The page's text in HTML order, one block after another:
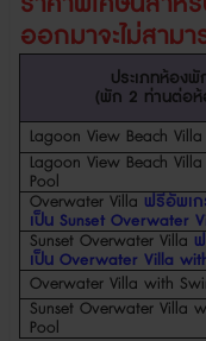
ออกมาจะไม่สาม
ประเภทห้องพั
(พัก 2 ท่านต่อ
Lagoon View Beach Villa
Lagoon View Beach
Pool
Overwater Villa ฟรีอัพเ
เป็น Sunset Overwater
Sunset Overwater Villa
เป็น Overwater Villa
Overwater Villa with
Sunset Overwater Villa
Pool